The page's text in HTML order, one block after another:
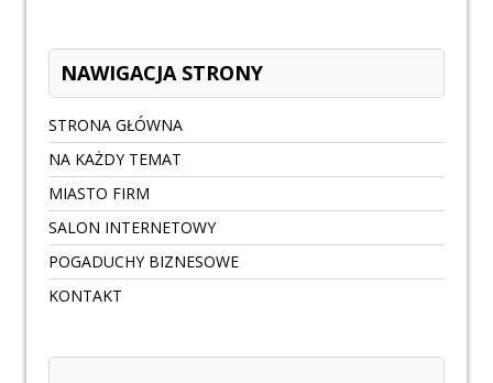
NAWIGACJA STRONY
STRONA GŁÓWNA
NA KAŻDY TEMAT
MIASTO FIRM
SALON INTERNETOWY
POGADUCHY BIZNESOWE
KONTAKT